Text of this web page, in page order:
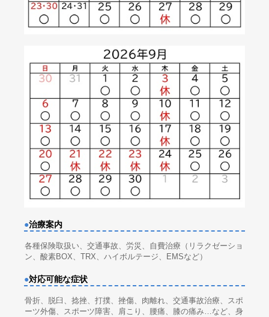
●治療案内
各種保険取扱い、交通事故、労災、自費治療（リラクゼーショ
ン、酸素BOX、TRX、ハイボルテージ、EMSなど）
●対応可能な症状
骨折、脱臼、捻挫、打撲、挫傷、肉離れ、交通事故治療、スポ
ーツ外傷、スポーツ障害、肩こり、腰痛、膝の痛み…など、身